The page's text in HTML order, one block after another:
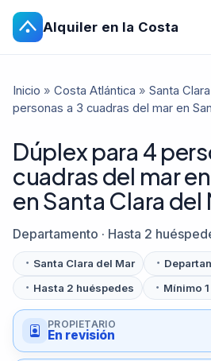
Alquiler en la Costa
Inicio » Costa Atlántica » Santa
personas a 3 cuadras del mar en
Dúplex para 4
cuadras del mar
en Santa Clara del
Departamento · Hasta 2
Santa Clara del Mar
Hasta 2 huéspedes
Mínimo
PROPIETARIO
En revisión